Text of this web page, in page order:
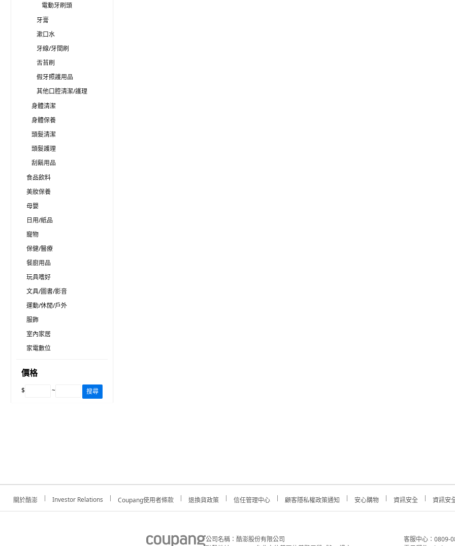
電動牙刷頭
牙膏
漱口水
牙線/牙間刷
舌苔刷
假牙照護用品
其他口腔清潔/護理
身體清潔
身體保養
頭髮清潔
頭髮護理
刮鬍用品
食品飲料
美妝保養
母嬰
日用/紙品
寵物
保健/醫療
餐廚用品
玩具嗜好
文具/圖書/影音
運動/休閒/戶外
服飾
室內家居
家電數位
價格
$ ~ 搜尋
關於酷澎 Investor Relations Coupang使用者條款 退換貨政策 信任管理中心 顧客隱私權政策通知 安心購物 資訊安全 資訊安
公司名稱：酷澎股份有限公司
客服中心：0809-